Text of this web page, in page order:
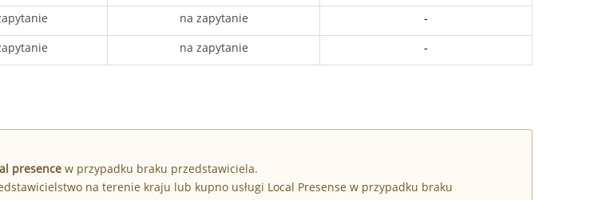
na zapytanie -
na zapytanie -
presence w przypadku braku przedstawiciela.
na terenie kraju lub kupno usługi Local Presense w przypadku braku